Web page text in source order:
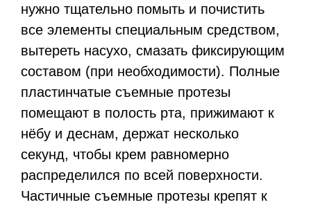
нужно тщательно помыть и почистить
все элементы специальным средством,
вытереть насухо, смазать фиксирующим
составом (при необходимости). Полные
пластинчатые съемные протезы
помещают в полость рта, прижимают к
нёбу и деснам, держат несколько
секунд, чтобы крем равномерно
распределился по всей поверхности.
Частичные съемные протезы крепят к